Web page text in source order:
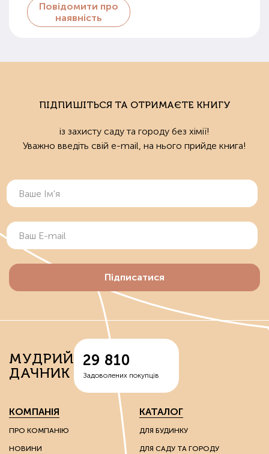
Повідомити про
наявність
ПІДПИШІТЬСЯ ТА ОТРИМАЄТЕ КНИГУ
із захисту саду та городу без хімії!
Уважно введіть свій e-mail, на нього прийде книга!
Підписатися
МУДРИЙ
ДАЧНИК
29 810
Задоволених покупців
КОМПАНІЯ
ПРО КОМПАНІЮ
НОВИНИ
КАТАЛОГ
ДЛЯ БУДИНКУ
ДЛЯ САДУ ТА ГОРОДУ